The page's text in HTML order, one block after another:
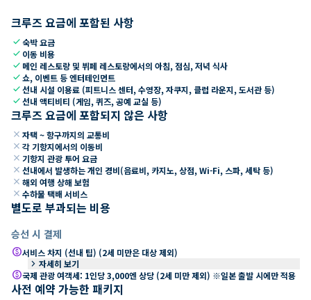
크루즈 요금에 포함된 사항
check숙박 요금
check 이동 비용
check 메인 레스토랑 및 뷔페 레스토랑에서의 아침, 점심, 저녁 식사
check쇼, 이벤트 등 엔터테인먼트
check선내 시설 이용료 (피트니스 센터, 수영장, 자쿠지, 클럽 라운지, 도서관 등)
check선내 액티비티 (게임, 퀴즈, 공예 교실 등)
크루즈 요금에 포함되지 않은 사항
close 자택 ~ 항구까지의 교통비
close 각 기항지에서의 이동비
close 기항지 관광 투어 요금
close 선내에서 발생하는 개인 경비(음료비, 카지노, 상점, Wi-Fi, 스파, 세탁 등)
close 해외 여행 상해 보험
close 수하물 택배 서비스
별도로 부과되는 비용
승선 시 결제
paid서비스 차지 (선내 팁) (2세 미만은 대상 제외)
keyboard_arrow_right 자세히 보기
paid국제 관광 여객세: 1인당 3,000엔 상당 (2세 미만 제외) ※일본 출발 시에만 적용
사전 예약 가능한 패키지